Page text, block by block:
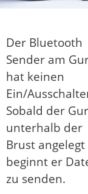
Der Bluetooth
Sender am
hat keinen
Ein/
Sobald der
unterhalb der
Brust angelegt
beginnt er
zu senden.